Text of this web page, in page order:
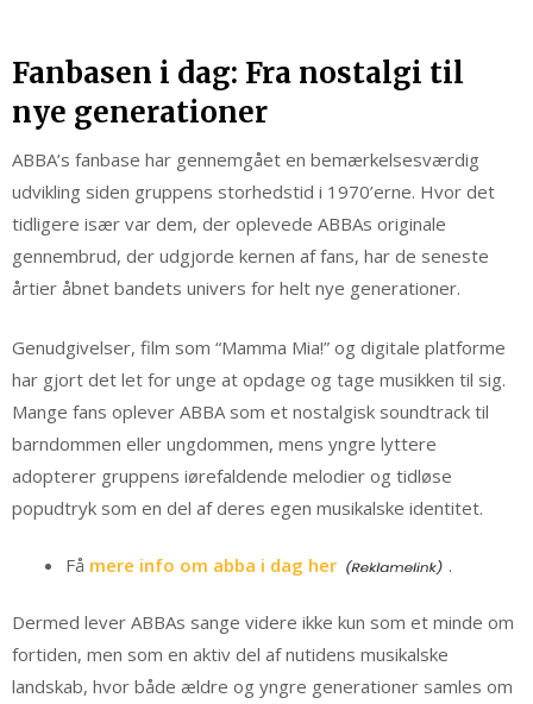
Fanbasen i dag: Fra nostalgi til
nye generationer
ABBA’s fanbase har gennemgået en bemærkelsesværdig
udvikling siden gruppens storhedstid i 1970’erne. Hvor det
tidligere især var dem, der oplevede ABBAs originale
gennembrud, der udgjorde kernen af fans, har de seneste
årtier åbnet bandets univers for helt nye generationer.
Genudgivelser, film som “Mamma Mia!” og digitale platforme
har gjort det let for unge at opdage og tage musikken til sig.
Mange fans oplever ABBA som et nostalgisk soundtrack til
barndommen eller ungdommen, mens yngre lyttere
adopterer gruppens iørefaldende melodier og tidløse
popudtryk som en del af deres egen musikalske identitet.
Få mere info om abba i dag her .
Dermed lever ABBAs sange videre ikke kun som et minde om
fortiden, men som en aktiv del af nutidens musikalske
landskab, hvor både ældre og yngre generationer samles om